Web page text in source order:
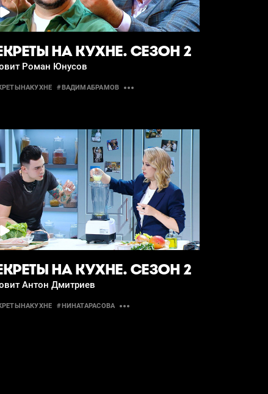
НА КУХНЕ. СЕЗОН 2
Роман Юнусов
#ВАДИМАБРАМОВ
НА КУХНЕ. СЕЗОН 2
Антон Дмитриев
#НИНАТАРАСОВА